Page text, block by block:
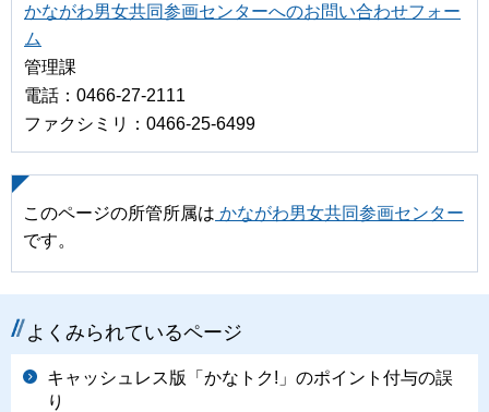
かながわ男女共同参画センターへのお問い合わせフォー
ム
管理課
電話：0466-27-2111
ファクシミリ：0466-25-6499
このページの所管所属は かながわ男女共同参画センター
です。
よくみられているページ
キャッシュレス版「かなトク!」のポイント付与の誤
り